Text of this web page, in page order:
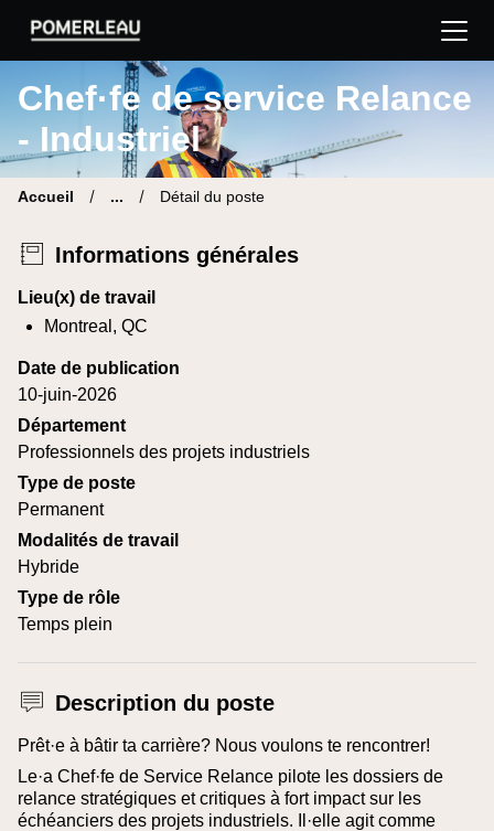
Pomerleau Site carrière | Trouve ton nouveau poste
Chef·fe de service Relance
- Industriel
Accueil ... Détail du poste
Informations générales
Lieu(x) de travail
Montreal, QC
Date de publication
10-juin-2026
Département
Professionnels des projets industriels
Type de poste
Permanent
Modalités de travail
Hybride
Type de rôle
Temps plein
Description du poste
Prêt·e à bâtir ta carrière? Nous voulons te rencontrer!
Le·a Chef·fe de Service Relance pilote les dossiers de
relance stratégiques et critiques à fort impact sur les
échéanciers des projets industriels. Il·elle agit comme